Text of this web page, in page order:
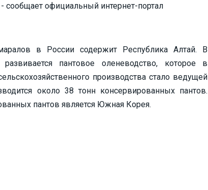
сообщает официальный интернет-портал
в России содержит Республика Алтай. В
пантовое оленеводство, которое в
производства стало ведущей
около 38 тонн консервированных пантов.
пантов является Южная Корея.